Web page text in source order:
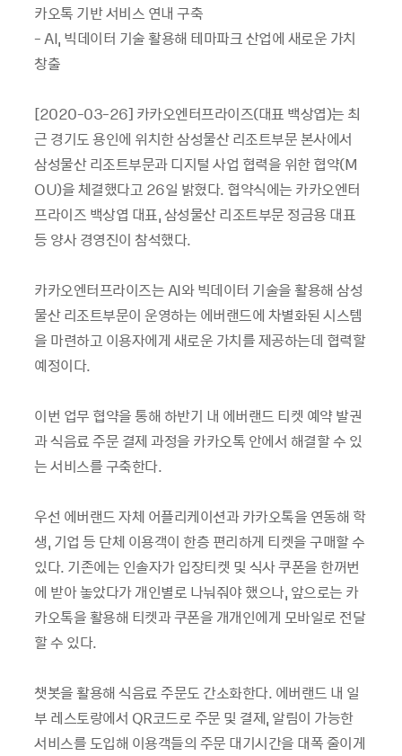
카오톡 기반 서비스 연내 구축
- AI, 빅데이터 기술 활용해 테마파크 산업에 새로운 가치
창출
[2020-03-26] 카카오엔터프라이즈(대표 백상엽)는 최
근 경기도 용인에 위치한 삼성물산 리조트부문 본사에서
삼성물산 리조트부문과 디지털 사업 협력을 위한 협약(M
OU)을 체결했다고 26일 밝혔다. 협약식에는 카카오엔터
프라이즈 백상엽 대표, 삼성물산 리조트부문 정금용 대표
등 양사 경영진이 참석했다.
카카오엔터프라이즈는 AI와 빅데이터 기술을 활용해 삼성
물산 리조트부문이 운영하는 에버랜드에 차별화된 시스템
을 마련하고 이용자에게 새로운 가치를 제공하는데 협력할
예정이다.
이번 업무 협약을 통해 하반기 내 에버랜드 티켓 예약 발권
과 식음료 주문 결제 과정을 카카오톡 안에서 해결할 수 있
는 서비스를 구축한다.
우선 에버랜드 자체 어플리케이션과 카카오톡을 연동해 학
생, 기업 등 단체 이용객이 한층 편리하게 티켓을 구매할 수
있다. 기존에는 인솔자가 입장티켓 및 식사 쿠폰을 한꺼번
에 받아 놓았다가 개인별로 나눠줘야 했으나, 앞으로는 카
카오톡을 활용해 티켓과 쿠폰을 개개인에게 모바일로 전달
할 수 있다.
챗봇을 활용해 식음료 주문도 간소화한다. 에버랜드 내 일
부 레스토랑에서 QR코드로 주문 및 결제, 알림이 가능한
서비스를 도입해 이용객들의 주문 대기시간을 대폭 줄이게